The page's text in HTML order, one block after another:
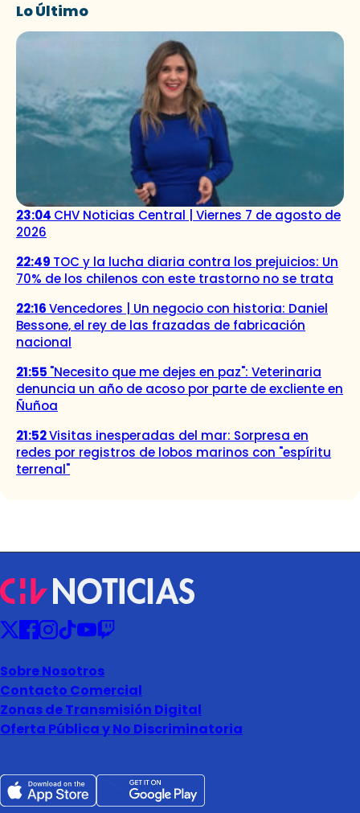
Lo Último
23:04 CHV Noticias Central | Viernes 7 de agosto de
2026
22:49 TOC y la lucha diaria contra los prejuicios: Un
70% de los chilenos con este trastorno no se trata
22:16Vencedores | Un negocio con historia: Daniel
Bessone, el rey de las frazadas de fabricación
nacional
21:55 "Necesito que me dejes en paz": Veterinaria
denuncia un año de acoso por parte de excliente en
Ñuñoa
21:52Visitas inesperadas del mar: Sorpresa en
redes por registros de lobos marinos con "espíritu
terrenal"
Sobre Nosotros
Contacto Comercial
Zonas de Transmisión Digital
Oferta Pública y No Discriminatoria